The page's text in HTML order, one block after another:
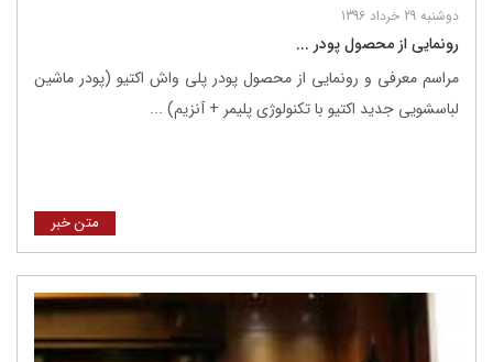
دوشنبه 29 خرداد 1396
رونمایی از محصول پودر ...
مراسم معرفی و رونمایی از محصول پودر پلی واش اکتیو (پودر ماشین
لباسشویی جدید اکتیو با تکنولوژی پلیمر + آنزیم) ...
متن خبر